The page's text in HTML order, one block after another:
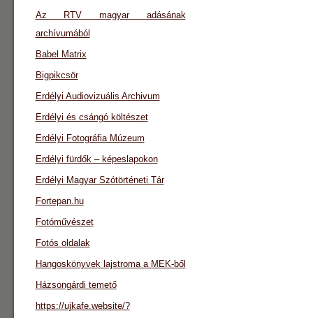
Az RTV magyar adásának
archívumából
Babel Matrix
Bigpikcsör
Erdélyi Audiovizuális Archivum
Erdélyi és csángó költészet
Erdélyi Fotográfia Múzeum
Erdélyi fürdők – képeslapokon
Erdélyi Magyar Szótörténeti Tár
Fortepan.hu
Fotóművészet
Fotós oldalak
Hangoskönyvek lajstroma a MEK-ből
Házsongárdi temető
https://ujkafe.website/?